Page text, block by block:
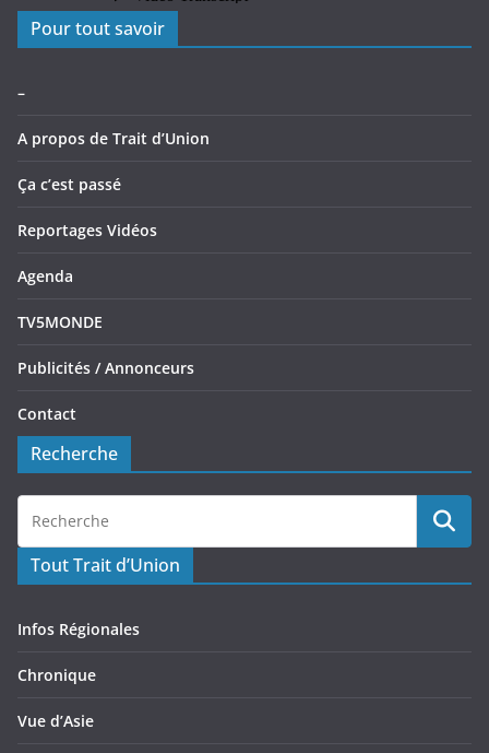
Pour tout savoir
–
A propos de Trait d’Union
Ça c’est passé
Reportages Vidéos
Agenda
TV5MONDE
Publicités / Annonceurs
Contact
Recherche
Tout Trait d’Union
Infos Régionales
Chronique
Vue d’Asie